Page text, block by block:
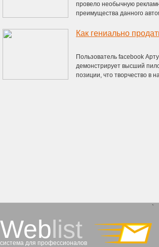
провело необычную
преимущества данного
Как гениально
Пользователь facebook
демонстрирует высший
позиции, что творчество в
Weblist
система для профессионалов
`